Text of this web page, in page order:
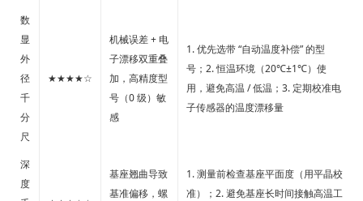
数
显
外
径
千
分
尺
★★★★☆
机械误差 + 电
子漂移双重叠
加，高精度型
号（0 级）敏
感
1. 优先选带 “自动温度补偿” 的型
号；2. 恒温环境（20℃±1℃）使
用，避免高温 / 低温；3. 定期校准电
子传感器的温度漂移量
深
度
基座翘曲导致
基准偏移，螺
1. 测量前检查基座平面度（用平晶校
准）；2. 避免基座长时间接触高温工